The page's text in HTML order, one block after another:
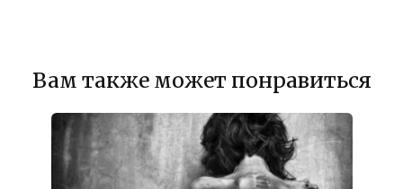
Вам также может понравиться